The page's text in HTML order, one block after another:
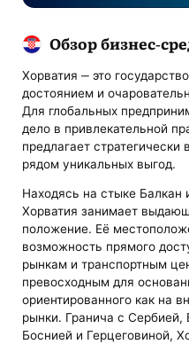
Обзор бизнес-
Хорватия ‒ это
достоянием и
Для глобальных
дело в привлекательной
предлагает
рядом уникальных выгод.
Находясь на стыке Балкан
Хорватия занимает
положение. Её
возможность прямого
рынкам и транспортным
превосходным для
ориентированного как на
рынки. Гранича с Сербией,
Боснией и Герцеговиной,